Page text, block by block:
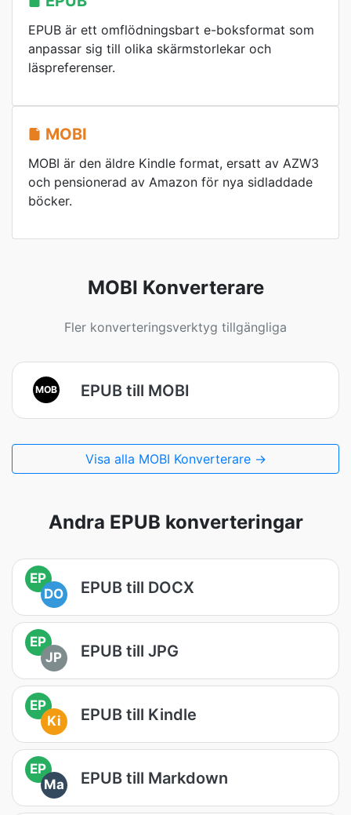
EPUB är ett omflödningsbart e-boksformat som
anpassar sig till olika skärmstorlekar och
läspreferenser.
MOBI
MOBI är den äldre Kindle format, ersatt av AZW3
och pensionerad av Amazon för nya sidladdade
böcker.
MOBI Konverterare
Fler konverteringsverktyg tillgängliga
MOB EPUB till MOBI
Visa alla MOBI Konverterare →
Andra EPUB konverteringar
EP
DO
EPUB till DOCX
EP
JP
EPUB till JPG
EP
Ki
EPUB till Kindle
EP
Ma
EPUB till Markdown